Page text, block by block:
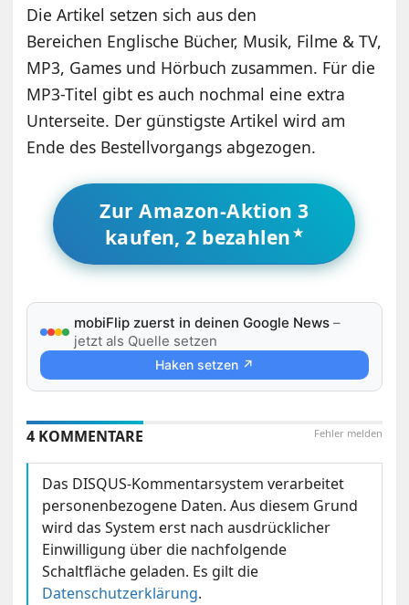
Die Artikel setzen sich aus den
Bereichen Englische Bücher, Musik, Filme & TV,
MP3, Games und Hörbuch zusammen. Für die
MP3-Titel gibt es auch nochmal eine extra
Unterseite. Der günstigste Artikel wird am
Ende des Bestellvorgangs abgezogen.
Zur Amazon-Aktion 3
kaufen, 2 bezahlen
mobiFlip zuerst in deinen Google News –
jetzt als Quelle setzen
Haken setzen ↗
Fehler melden
4 KOMMENTARE
Das DISQUS-Kommentarsystem verarbeitet
personenbezogene Daten. Aus diesem Grund
wird das System erst nach ausdrücklicher
Einwilligung über die nachfolgende
Schaltfläche geladen. Es gilt die
Datenschutzerklärung.